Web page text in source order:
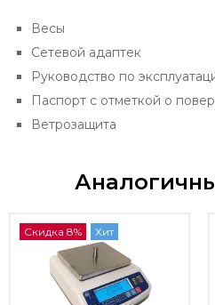
Весы
Сетевой адаптек
Руководство по
Паспорт с отметкой о
Ветрозащита
Скидка 8% Хит